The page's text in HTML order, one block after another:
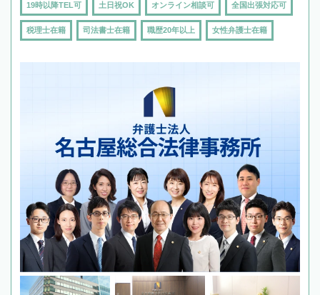
19時以降TEL可 土日祝OK オンライン相談可 全国出張対応可
税理士在籍 司法書士在籍 職歴20年以上 女性弁護士在籍